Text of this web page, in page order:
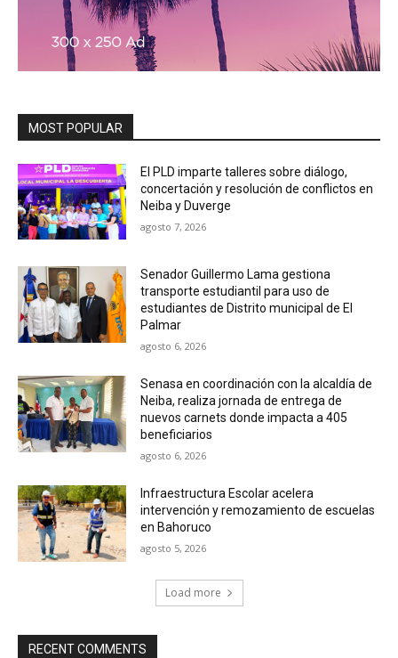
MOST POPULAR
El PLD imparte talleres sobre diálogo,
concertación y resolución de conflictos en
Neiba y Duverge
agosto 7, 2026
Senador Guillermo Lama gestiona
transporte estudiantil para uso de
estudiantes de Distrito municipal de El
Palmar
agosto 6, 2026
Senasa en coordinación con la alcaldía de
Neiba, realiza jornada de entrega de
nuevos carnets donde impacta a 405
beneficiarios
agosto 6, 2026
Infraestructura Escolar acelera
intervención y remozamiento de escuelas
en Bahoruco
agosto 5, 2026
Load more
RECENT COMMENTS